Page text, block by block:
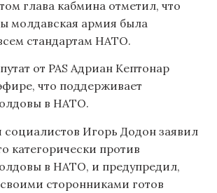
глава кабмина отметил, что
молдавская армия была
стандартам НАТО.
от PAS Адриан Кептонар
что поддерживает
в НАТО.
Игорь Додон заявил
категорически против
в НАТО, и предупредил,
сторонниками готов